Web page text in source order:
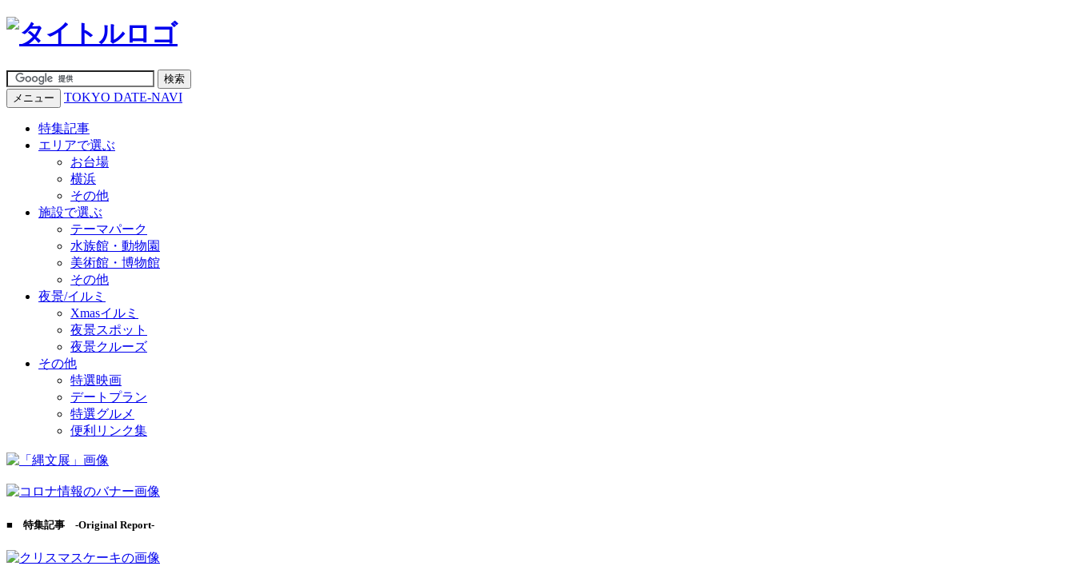
メニュー TOKYO DATE-NAVI
特集記事
エリアで選ぶ
お台場
横浜
その他
施設で選ぶ
テーマパーク
水族館・動物園
美術館・博物館
その他
夜景/イルミ
Xmasイルミ
夜景スポット
夜景クルーズ
その他
特選映画
デートプラン
特選グルメ
便利リンク集
■ 特集記事 -Original Report-